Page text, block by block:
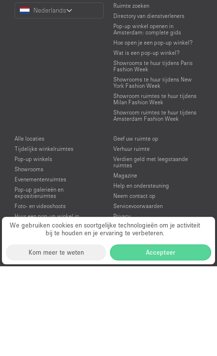
We gebruiken cookies en soortgelijke technologieën om je activiteit
bij te houden en je ervaring te verbeteren.
Kom meer te weten Accepteer
Choose
Language
Nederlands
Ruimte zoeken
Directory van dienstverleners
Pop-up winkel openen in
Amsterdam: complete gids
Hoe open je een pop-up winkel?
Wat is een pop-up winkel?
Showrooms te huur tijdens Paris
Fashion Week
Showrooms te huur tijdens New
York Fashion Week
Showroom ruimtes te huur tijdens
Milan Fashion Week
Showroom ruimtes te huur tijdens
Amsterdam Fashion Week
Alle locaties
Tijdelijke winkelruimtes
Pop-up winkels
Showrooms
Evenementenruimtes
Pop-up galerieën en
expositieruimtes
Foto- en videoshoots
Huur een pop-up winkel in
Amsterdam
Huur een showroom in Amsterdam
Amsterdam
Geef uw ruimte op
Verhuur ruimte
Verdien geld met leegstaande
ruimtes
Magazine
Help en ondersteuning
Neem contact op
Servicevoorwaarden
Privacy